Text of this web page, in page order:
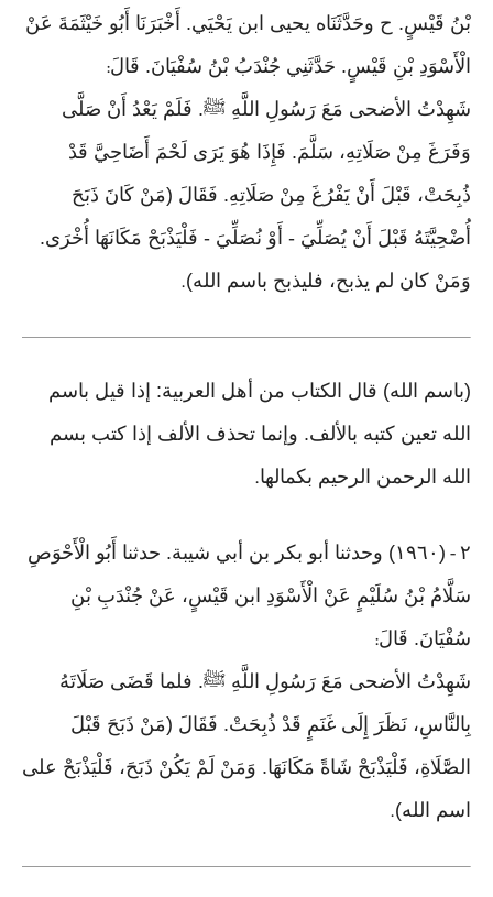
بْنُ قَيْسٍ. ح وحَدَّثَنَاه يحيى ابن يَحْيَي. أَخْبَرَنَا أَبُو خَيْثَمَةَ عَنْ
الْأَسْوَدِ بْنِ قَيْسٍ. حَدَّثَنِي جُنْدَبُ بْنُ سُفْيَانَ. قَالَ:
شَهِدْتُ الأضحى مَعَ رَسُولِ اللَّهِ ﷺ. فَلَمْ يَعْدُ أَنْ صَلَّى
وَفَرَغَ مِنْ صَلَاتِهِ، سَلَّمَ. فَإِذَا هُوَ يَرَى لَحْمَ أَضَاحِيَّ قَدْ
ذُبِحَتْ، قَبْلَ أَنْ يَفْرُغَ مِنْ صَلَاتِهِ. فَقَالَ (مَنْ كَانَ ذَبَحَ
أُضْحِيَّتَهُ قَبْلَ أَنْ يُصَلِّيَ - أَوْ نُصَلِّيَ - فَلْيَذْبَحْ مَكَانَهَا أُخْرَى.
وَمَنْ كان لم يذبح، فليذبح باسم الله).
(باسم الله) قال الكتاب من أهل العربية: إذا قيل باسم
الله تعين كتبه بالألف. وإنما تحذف الألف إذا كتب بسم
الله الرحمن الرحيم بكمالها.
٢ -
(١٩٦٠) وحدثنا أبو بكر بن أبي شيبة. حدثنا أَبُو الْأَحْوَصِ
سَلَّامُ بْنُ سُلَيْمٍ عَنْ الْأَسْوَدِ ابن قَيْسٍ، عَنْ جُنْدَبِ بْنِ
سُفْيَانَ. قَالَ:
شَهِدْتُ الأضحى مَعَ رَسُولِ اللَّهِ ﷺ. فلما قَضَى صَلَاتَهُ
بِالنَّاسِ، نَظَرَ إِلَى غَنَمٍ قَدْ ذُبِحَتْ. فَقَالَ (مَنْ ذَبَحَ قَبْلَ
الصَّلَاةِ، فَلْيَذْبَحْ شَاةً مَكَانَهَا. وَمَنْ لَمْ يَكُنْ ذَبَحَ، فَلْيَذْبَحْ على
اسم الله).